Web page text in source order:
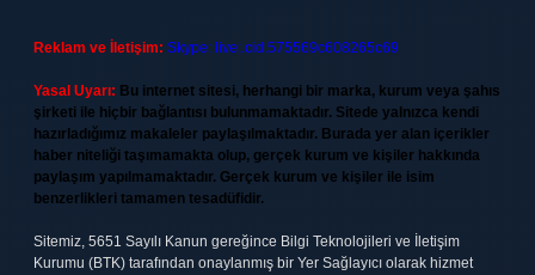
Reklam ve İletişim: Skype: live:.cid.575569c608265c69
Yasal Uyarı: Bu internet sitesi, herhangi bir marka, kurum veya şahıs
şirketi ile hiçbir bağlantısı bulunmamaktadır. Sitede yalnızca kendi
hazırladığımız makaleler paylaşılmaktadır. Burada yer alan içerikler
haber niteliği taşımamakta olup, gerçek kurum ve kişiler hakkında
paylaşım yapılmamaktadır. Gerçek kurum ve kişiler ile isim
benzerlikleri tamamen tesadüfidir.
Sitemiz, 5651 Sayılı Kanun gereğince Bilgi Teknolojileri ve İletişim
Kurumu (BTK) tarafından onaylanmış bir Yer Sağlayıcı olarak hizmet